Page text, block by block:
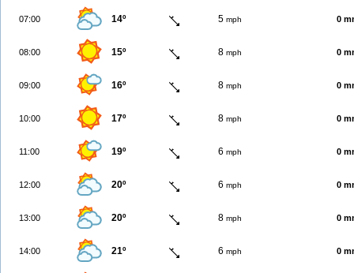
07:00 14º 5 mph 0
08:00 15º 8 mph 0
09:00 16º 8 mph 0
10:00 17º 8 mph 0
11:00 19º 6 mph 0
12:00 20º 6 mph 0
13:00 20º 8 mph 0
14:00 21º 6 mph 0